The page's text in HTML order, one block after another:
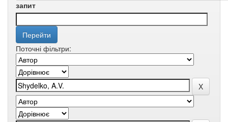
запит
Поточні фільтри: